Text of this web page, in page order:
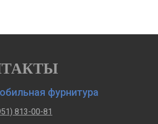
фурнитура
813-00-81